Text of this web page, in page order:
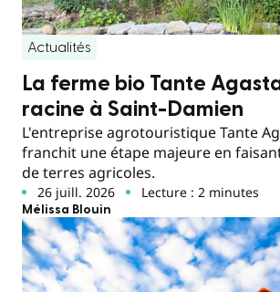
Actualités
La ferme bio Tante
racine à Saint-Damien
L'entreprise agrotouristique Tante
franchit une étape majeure en
de terres agricoles.
26 juill. 2026 Lecture : 2 minutes
Mélissa Blouin